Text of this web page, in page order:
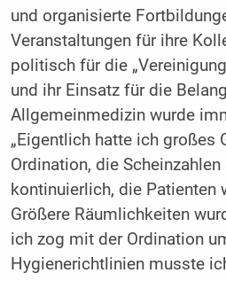
und organisierte
Veranstaltungen für ihre
politisch für die
und ihr Einsatz für die
Allgemeinmedizin wurde
„Eigentlich hatte ich großes
Ordination, die
kontinuierlich, die Patienten
Größere Räumlichkeiten
ich zog mit der Ordination
Hygienerichtlinien musste